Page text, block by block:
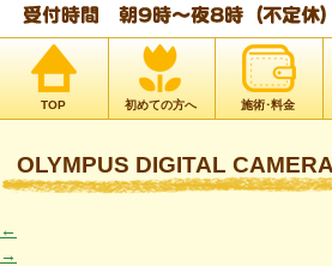
TOP 初めての方へ 施術･料金
OLYMPUS DIGITAL CAMERA
←
→